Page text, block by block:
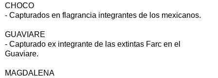
CHOCO
- Capturados en flagrancia integrantes de los mexicanos.
GUAVIARE
- Capturado ex integrante de las extintas Farc en el
Guaviare.
MAGDALENA